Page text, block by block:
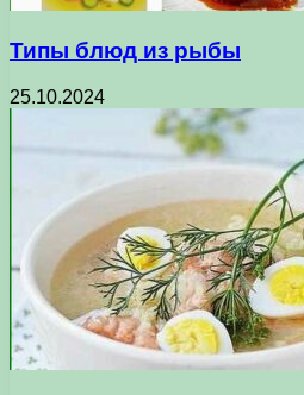
Типы блюд из рыбы
25.10.2024